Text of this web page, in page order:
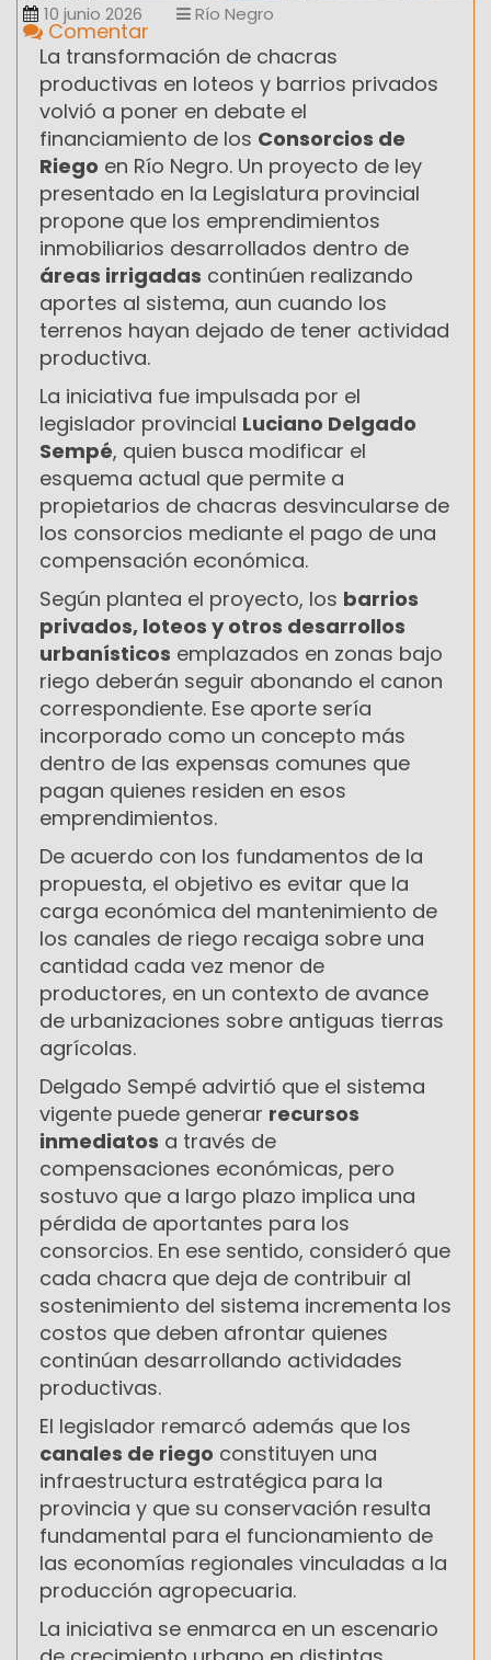
10 junio 2026 Río Negro
Comentar
La transformación de chacras
productivas en loteos y barrios privados
volvió a poner en debate el
financiamiento de los Consorcios de
Riego en Río Negro. Un proyecto de ley
presentado en la Legislatura provincial
propone que los emprendimientos
inmobiliarios desarrollados dentro de
áreas irrigadas continúen realizando
aportes al sistema, aun cuando los
terrenos hayan dejado de tener actividad
productiva.
La iniciativa fue impulsada por el
legislador provincial Luciano Delgado
Sempé, quien busca modificar el
esquema actual que permite a
propietarios de chacras desvincularse de
los consorcios mediante el pago de una
compensación económica.
Según plantea el proyecto, los barrios
privados, loteos y otros desarrollos
urbanísticos emplazados en zonas bajo
riego deberán seguir abonando el canon
correspondiente. Ese aporte sería
incorporado como un concepto más
dentro de las expensas comunes que
pagan quienes residen en esos
emprendimientos.
De acuerdo con los fundamentos de la
propuesta, el objetivo es evitar que la
carga económica del mantenimiento de
los canales de riego recaiga sobre una
cantidad cada vez menor de
productores, en un contexto de avance
de urbanizaciones sobre antiguas tierras
agrícolas.
Delgado Sempé advirtió que el sistema
vigente puede generar recursos
inmediatos a través de
compensaciones económicas, pero
sostuvo que a largo plazo implica una
pérdida de aportantes para los
consorcios. En ese sentido, consideró que
cada chacra que deja de contribuir al
sostenimiento del sistema incrementa los
costos que deben afrontar quienes
continúan desarrollando actividades
productivas.
El legislador remarcó además que los
canales de riego constituyen una
infraestructura estratégica para la
provincia y que su conservación resulta
fundamental para el funcionamiento de
las economías regionales vinculadas a la
producción agropecuaria.
La iniciativa se enmarca en un escenario